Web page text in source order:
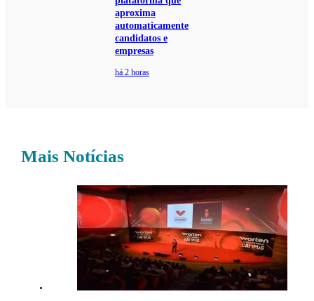
aproxima
automaticamente
candidatos e
empresas
há 2 horas
Mais Notícias